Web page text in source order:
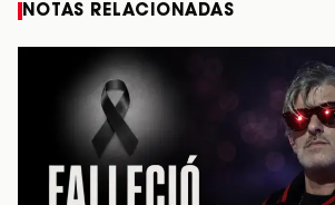
NOTAS RELACIONADAS